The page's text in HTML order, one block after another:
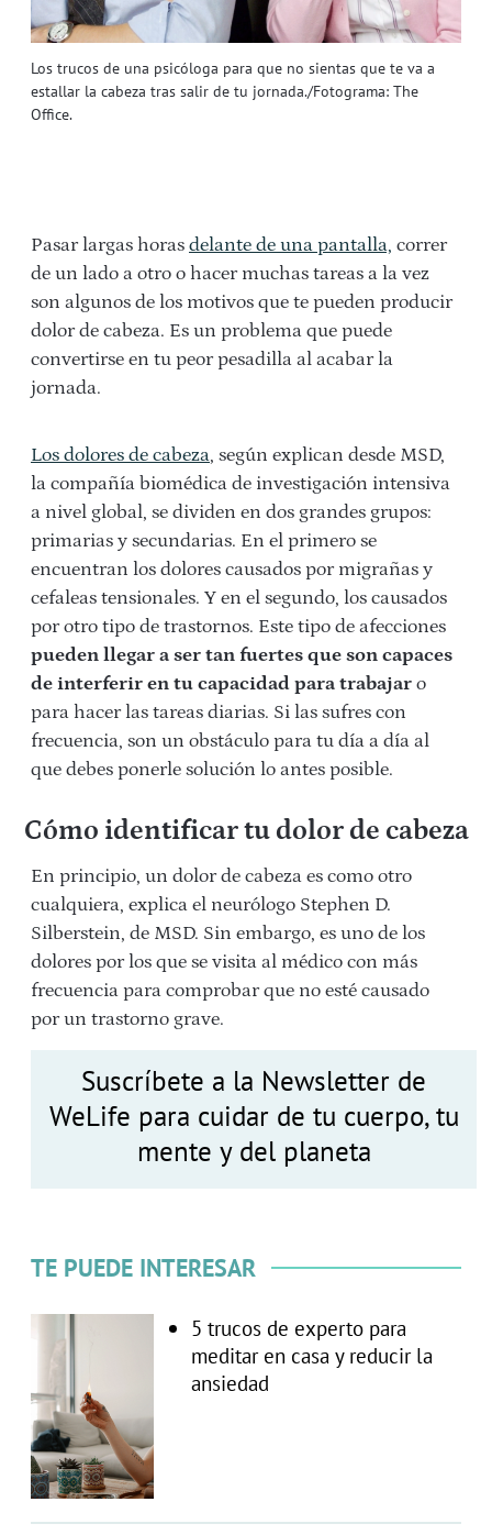
Los trucos de una psicóloga para que no sientas que te va a
estallar la cabeza tras salir de tu jornada./Fotograma: The
Office.
Pasar largas horas delante de una pantalla, correr
de un lado a otro o hacer muchas tareas a la vez
son algunos de los motivos que te pueden producir
dolor de cabeza. Es un problema que puede
convertirse en tu peor pesadilla al acabar la
jornada.
Los dolores de cabeza, según explican desde MSD,
la compañía biomédica de investigación intensiva
a nivel global, se dividen en dos grandes grupos:
primarias y secundarias. En el primero se
encuentran los dolores causados por migrañas y
cefaleas tensionales. Y en el segundo, los causados
por otro tipo de trastornos. Este tipo de afecciones
pueden llegar a ser tan fuertes que son capaces
de interferir en tu capacidad para trabajar o
para hacer las tareas diarias. Si las sufres con
frecuencia, son un obstáculo para tu día a día al
que debes ponerle solución lo antes posible.
Cómo identificar tu dolor de cabeza
En principio, un dolor de cabeza es como otro
cualquiera, explica el neurólogo Stephen D.
Silberstein, de MSD. Sin embargo, es uno de los
dolores por los que se visita al médico con más
frecuencia para comprobar que no esté causado
por un trastorno grave.
Suscríbete a la Newsletter de
WeLife para cuidar de tu cuerpo, tu
mente y del planeta
TE PUEDE INTERESAR
5 trucos de experto para
meditar en casa y reducir la
ansiedad